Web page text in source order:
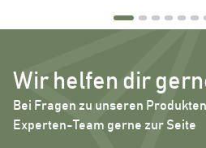
Wir helfen dir
Bei Fragen zu unseren
Experten-Team gerne zur Seite